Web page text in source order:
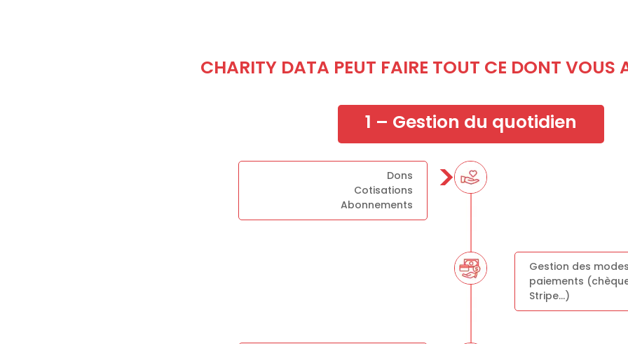
CHARITY DATA PEUT FAIRE TOUT CE DONT VOUS
1 – Gestion du quotidien
Dons
Cotisations
Abonnements
>
Gestion des
paiements
Stripe…)